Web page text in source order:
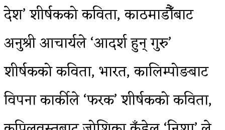
देश’ शीर्षकको कविता, काठमाडौँबाट
अनुश्री आचार्यले ‘आदर्श हुन् गुरु’
शीर्षकको कविता, भारत, कालिम्पोङबाट
विपना कार्कीले ‘फरक’ शीर्षकको कविता,